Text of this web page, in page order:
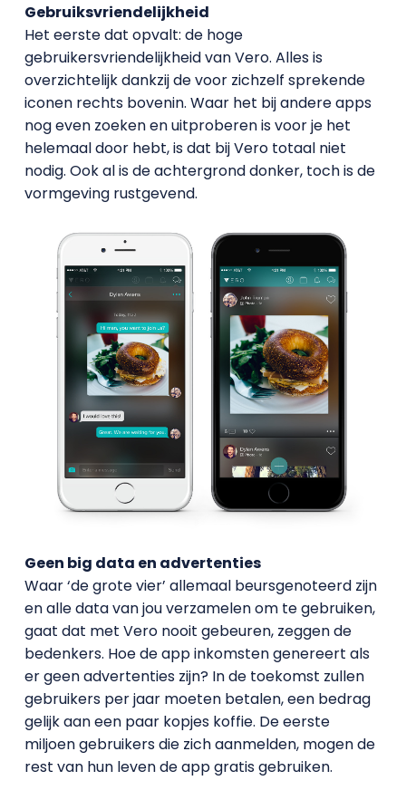
Gebruiksvriendelijkheid
Het eerste dat opvalt: de hoge
gebruikersvriendelijkheid van Vero. Alles is
overzichtelijk dankzij de voor zichzelf sprekende
iconen rechts bovenin. Waar het bij andere apps
nog even zoeken en uitproberen is voor je het
helemaal door hebt, is dat bij Vero totaal niet
nodig. Ook al is de achtergrond donker, toch is de
vormgeving rustgevend.
Geen big data en advertenties
Waar ‘de grote vier’ allemaal beursgenoteerd zijn
en alle data van jou verzamelen om te gebruiken,
gaat dat met Vero nooit gebeuren, zeggen de
bedenkers. Hoe de app inkomsten genereert als
er geen advertenties zijn? In de toekomst zullen
gebruikers per jaar moeten betalen, een bedrag
gelijk aan een paar kopjes koffie. De eerste
miljoen gebruikers die zich aanmelden, mogen de
rest van hun leven de app gratis gebruiken.